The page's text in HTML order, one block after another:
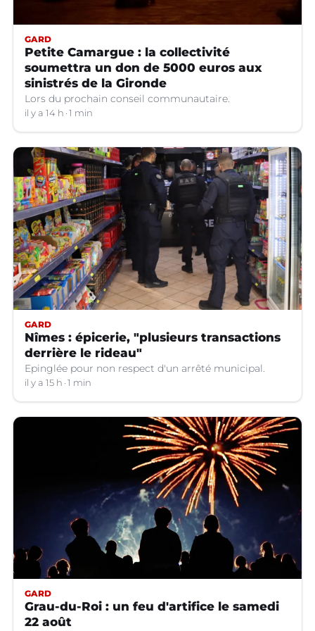
GARD
Petite Camargue : la collectivité
soumettra un don de 5000 euros aux
sinistrés de la Gironde
Lors du prochain conseil communautaire.
il y a 14 h 1 min
GARD
Nîmes : épicerie, "plusieurs transactions
derrière le rideau"
Epinglée pour non respect d'un arrêté municipal.
il y a 15 h 1 min
GARD
Grau-du-Roi : un feu d'artifice le samedi
22 août